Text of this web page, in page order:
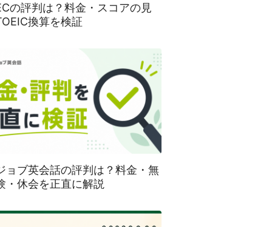
の評判は？料金・スコアの見
換算を検証
ョブ英会話の評判は？料金・無
・休会を正直に解説